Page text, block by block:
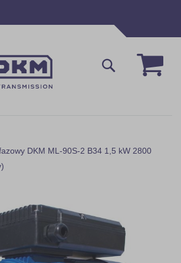
Mój
Szukaj
DKM ML-90S-2 B34 1,5 kW 2800